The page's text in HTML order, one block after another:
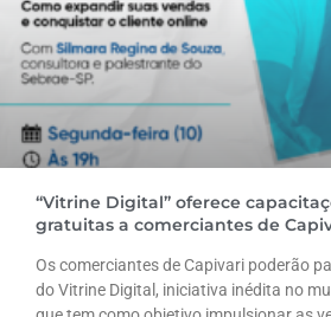
“Vitrine Digital” oferece
gratuitas a comerciantes de
Os comerciantes de Capivari poderão
do Vitrine Digital, iniciativa inédita no